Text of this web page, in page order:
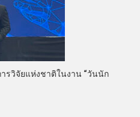
รวิจัยแห่งชาติในงาน “วันนัก